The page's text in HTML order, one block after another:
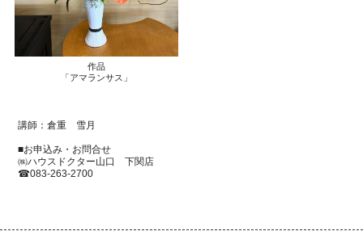
作品
「アマランサス」
講師：倉重 雪月
■お申込み・お問合せ
㈱ハウスドクター山口 下関店
☎083-263-2700